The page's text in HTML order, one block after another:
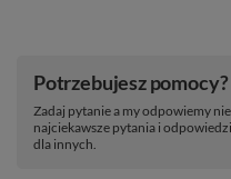
Potrzebujesz
Zadaj pytanie a my odpowiemy
najciekawsze pytania i
dla innych.